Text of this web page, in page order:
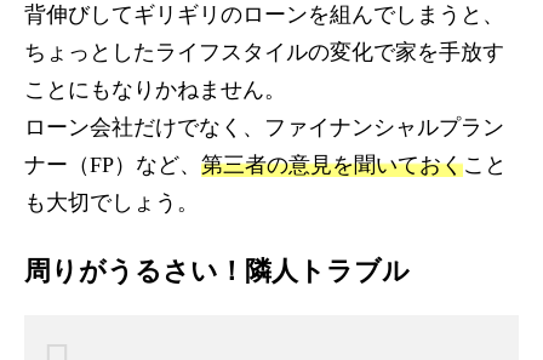
背伸びしてギリギリのローンを組んでしまうと、
ちょっとしたライフスタイルの変化で家を手放す
ことにもなりかねません。
ローン会社だけでなく、ファイナンシャルプラン
ナー（FP）など、 第三者の意見を聞いておくこと
も大切でしょう。
周りがうるさい！隣人トラブル